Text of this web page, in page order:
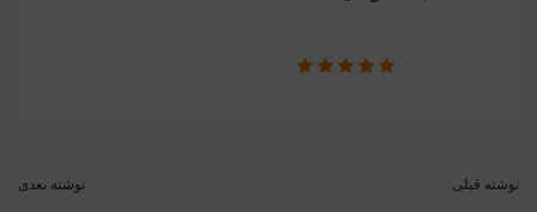
نوشته قبلی نوشته بعدی